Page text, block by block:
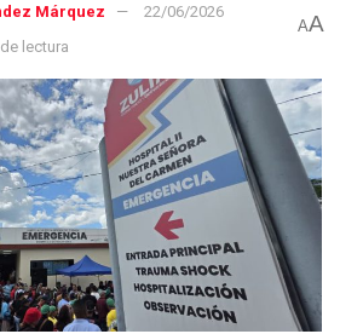
Márquez
22/06/2026
lectura
AA